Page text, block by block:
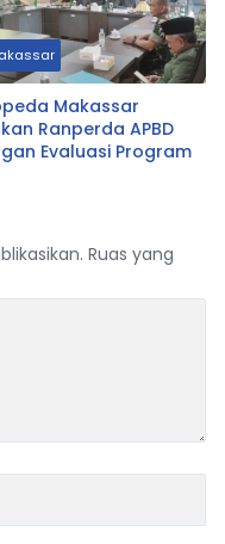
Makassar
Ranperda APBD
Evaluasi Program
Ruas yang